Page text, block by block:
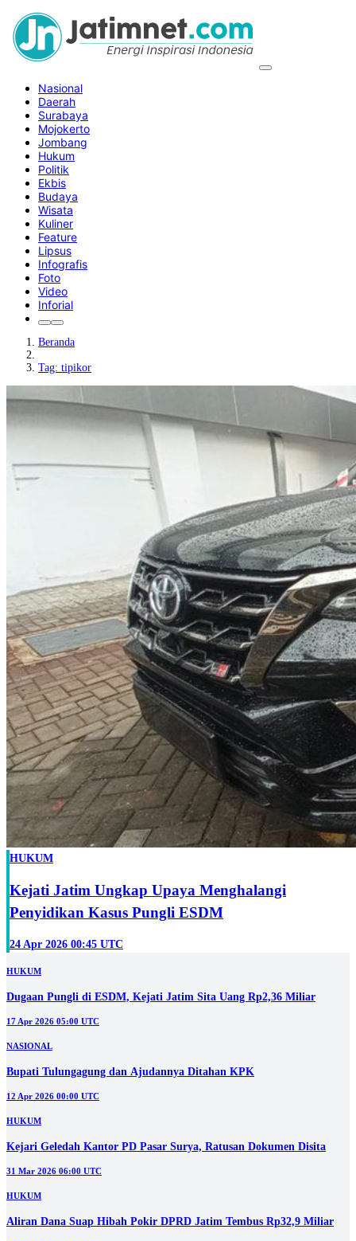
Nasional
Daerah
Surabaya
Mojokerto
Jombang
Hukum
Politik
Ekbis
Budaya
Wisata
Kuliner
Feature
Lipsus
Infografis
Foto
Video
Inforial
Beranda
Tag: tipikor
HUKUM
Kejati Jatim Ungkap Upaya Menghalangi
Penyidikan Kasus Pungli ESDM
24 Apr 2026 00:45 UTC
HUKUM
Dugaan Pungli di ESDM, Kejati Jatim Sita Uang Rp2,36 Miliar
17 Apr 2026 05:00 UTC
NASIONAL
Bupati Tulungagung dan Ajudannya Ditahan KPK
12 Apr 2026 00:00 UTC
HUKUM
Kejari Geledah Kantor PD Pasar Surya, Ratusan Dokumen Disita
31 Mar 2026 06:00 UTC
HUKUM
Aliran Dana Suap Hibah Pokir DPRD Jatim Tembus Rp32,9 Miliar